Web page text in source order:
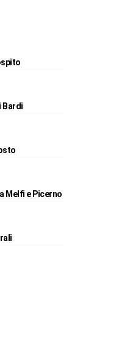
Bardi
Melfi e Picerno